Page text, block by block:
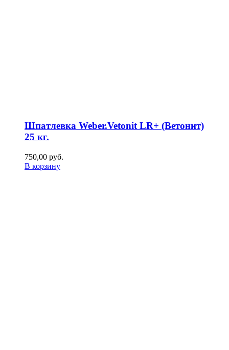
Шпатлевка Weber.Vetonit LR+ (Ветонит)
25 кг.
750,00 руб.
В корзину